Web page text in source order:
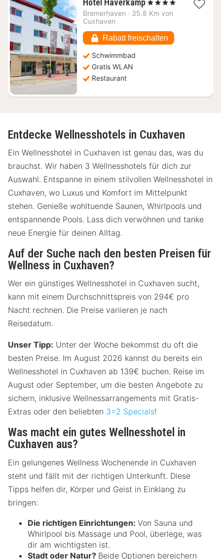
Hotel Haverkamp
Nacht
€
, 4 Sterne
Bremerhaven · 35.8 Km von
Cuxhaven
Rabatt freischalten
Schwimmbad
Gratis WLAN
Restaurant
Entdecke Wellnesshotels in Cuxhaven
Ein Wellnesshotel in Cuxhaven ist genau das, was du
brauchst. Wir haben 3 Wellnesshotels für dich zur
Auswahl. Entspanne in einem stilvollen Wellnesshotel in
Cuxhaven, wo Luxus und Komfort im Mittelpunkt
stehen. Genieße wohltuende Saunen, Whirlpools und
entspannende Pools. Lass dich verwöhnen und tanke
neue Energie für deinen Alltag.
Auf der Suche nach den besten Preisen für
Wellness in Cuxhaven?
Wer ein günstiges Wellnesshotel in Cuxhaven sucht,
kann mit einem Durchschnittspreis von 294€ pro
Nacht rechnen. Die Preise variieren je nach
Reisedatum.
Unser Tipp: Unter der Woche bekommst du oft die
besten Preise. Im August 2026 kannst du bereits ein
Wellnesshotel in Cuxhaven ab 139€ buchen. Reise im
August oder September, um die besten Angebote zu
sichern, inklusive Wellnessarrangements mit Gratis-
Extras oder den beliebten 3=2 Specials!
Was macht ein gutes Wellnesshotel in
Cuxhaven aus?
Ein gelungenes Wellness Wochenende in Cuxhaven
steht und fällt mit der richtigen Unterkunft. Diese
Tipps helfen dir, Körper und Geist in Einklang zu
bringen:
Die richtigen Einrichtungen: Von Sauna und
Whirlpool bis Massage und Pool, überlege, was
dir am wichtigsten ist.
Stadt oder Natur? Beide Optionen bereichern